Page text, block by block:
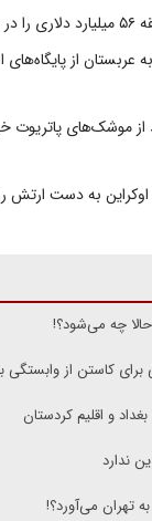
از پایگاه‌های
۸۶ درصد از موشک‌های
اوکراین به دست ارتش
حالا چه می‌شود؟!
برای کاستن از وابستگی
و اقلیم کردستان
ندارد
تهران می‌آورد؟!